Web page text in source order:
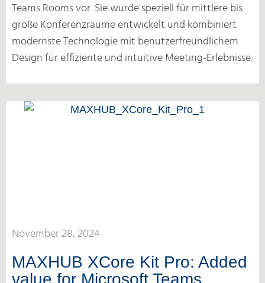
Teams Rooms vor. Sie wurde speziell für mittlere bis
große Konferenzräume entwickelt und kombiniert
modernste Technologie mit benutzerfreundlichem
Design für effiziente und intuitive Meeting-Erlebnisse.
November 28, 2024
MAXHUB XCore Kit Pro: Added